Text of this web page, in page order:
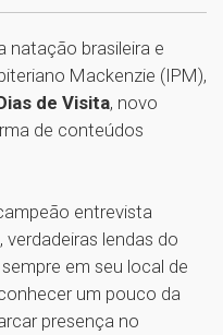
natação brasileira e
Mackenzie (IPM),
de Visita, novo
de conteúdos
entrevista
lendas do
em seu local de
um pouco da
presença no